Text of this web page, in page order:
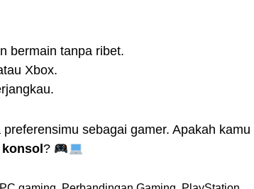
bermain tanpa ribet.
Xbox.
sebagai gamer. Apakah kamu
konsol ?